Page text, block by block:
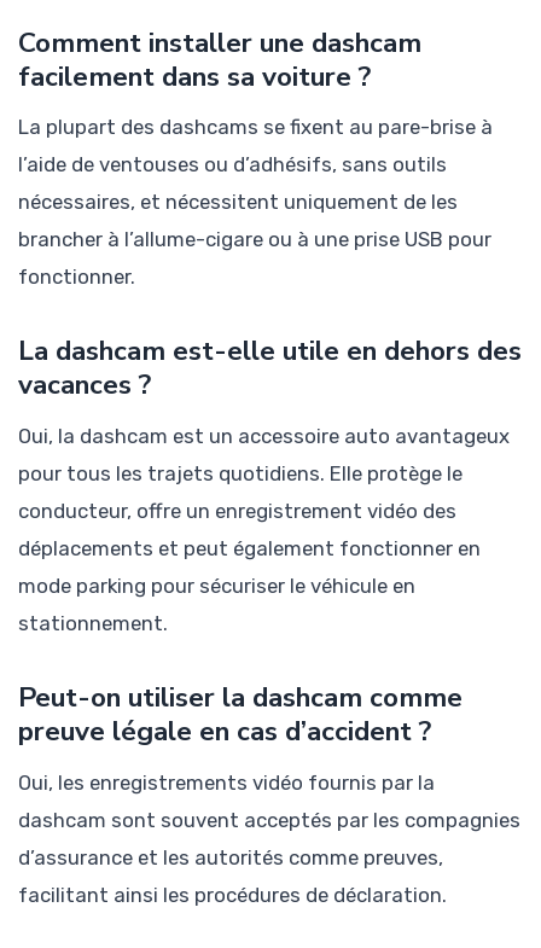
Comment installer une dashcam
facilement dans sa voiture ?
La plupart des dashcams se fixent au pare-brise à
l’aide de ventouses ou d’adhésifs, sans outils
nécessaires, et nécessitent uniquement de les
brancher à l’allume-cigare ou à une prise USB pour
fonctionner.
La dashcam est-elle utile en dehors des
vacances ?
Oui, la dashcam est un accessoire auto avantageux
pour tous les trajets quotidiens. Elle protège le
conducteur, offre un enregistrement vidéo des
déplacements et peut également fonctionner en
mode parking pour sécuriser le véhicule en
stationnement.
Peut-on utiliser la dashcam comme
preuve légale en cas d’accident ?
Oui, les enregistrements vidéo fournis par la
dashcam sont souvent acceptés par les compagnies
d’assurance et les autorités comme preuves,
facilitant ainsi les procédures de déclaration.